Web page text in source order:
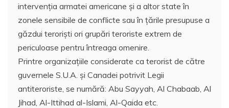
intervenţia armatei americane şi a altor state în
zonele sensibile de conflicte sau în ţările presupuse a
găzdui terorişti ori grupări teroriste extrem de
periculoase pentru întreaga omenire.
Printre organizaţiile considerate ca terorist de către
guvernele S.U.A. şi Canadei potrivit Legii
antiteroriste, se numără: Abu Sayyah, Al Chabaab, Al
Jihad, Al-Ittihad al-Islami, Al-Qaida etc.